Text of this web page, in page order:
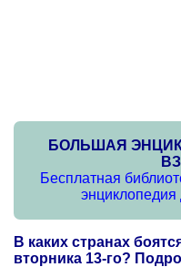
БОЛЬШАЯ
Бесплатная
энциклопедия
В каких странах
вторника 13-го?